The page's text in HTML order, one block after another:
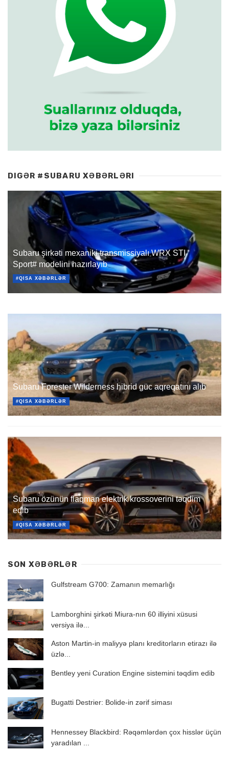
DIGƏR #SUBARU XƏBƏRLƏRI
Subaru şirkəti mexaniki transmissiyalı WRX STI
Sport# modelini hazırlayıb
#QISA XƏBƏRLƏR
Subaru Forester Wilderness hibrid güc aqreqatını alıb
#QISA XƏBƏRLƏR
Subaru özünün flaqman elektrik krossoverini təqdim
edib
#QISA XƏBƏRLƏR
SON XƏBƏRLƏR
Gulfstream G700: Zamanın memarlığı
Lamborghini şirkəti Miura-nın 60 illiyini xüsusi
versiya ilə...
Aston Martin-in maliyyə planı kreditorların etirazı ilə
üzlə...
Bentley yeni Curation Engine sistemini təqdim edib
Bugatti Destrier: Bolide-in zərif siması
Hennessey Blackbird: Rəqəmlərdən çox hisslər üçün
yaradılan ...